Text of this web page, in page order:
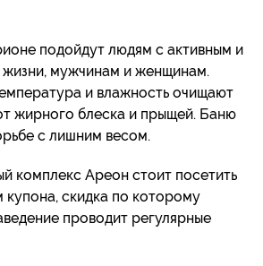
подойдут людям с активным и
мужчинам и женщинам.
и влажность очищают
жирного блеска и прыщей. Баню
с лишним весом.
комплекс Ареон стоит посетить
купона, скидка по которому
проводит регулярные